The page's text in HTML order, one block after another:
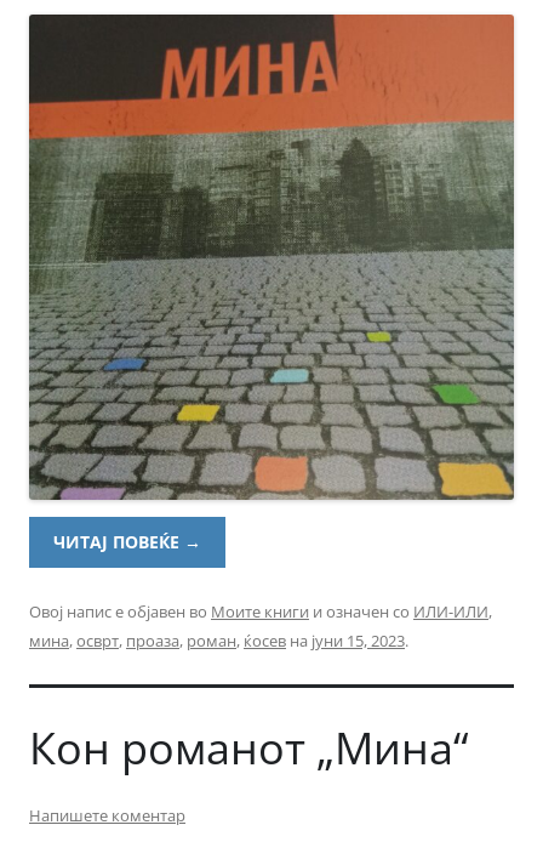
ЧИТАЈ ПОВЕЌЕ →
Овој напис е објавен во Моите книги и означен со ИЛИ-ИЛИ,
мина,осврт, проаза, роман, ќосев на јуни 15, 2023.
Кон романот „Мина“
Напишете коментар